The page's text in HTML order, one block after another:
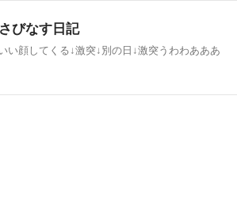
びなす日記
い顔してくる↓激突↓別の日↓激突うわわあああ